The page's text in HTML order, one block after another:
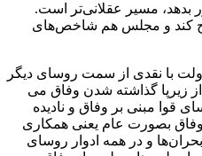
بدهد، مسیر عقلانی‌تر است.
کند و مجلس هم شاخص‌های
با نقدی از سمت روسای دیگر
زیرپا گذاشته شدن وفاق می
قوا مبنی بر وفاق و نادیده
بصورت عام یعنی همکاری
و در همه ادوار روسای